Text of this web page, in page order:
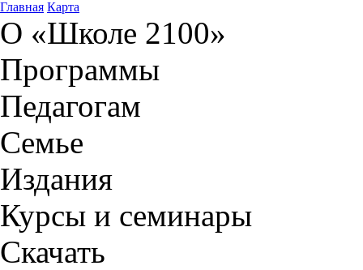
Главная Карта
О «Школе 2100»
Программы
Педагогам
Семье
Издания
Курсы и семинары
Скачать